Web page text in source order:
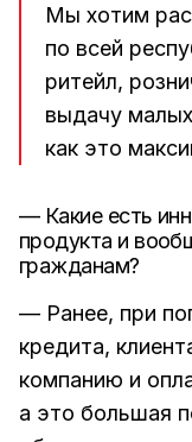
Мы хотим
по всей
ритейл,
выдачу
как это
— Какие есть
продукта и
гражданам?
— Ранее, при
кредита,
компанию и
а это большая